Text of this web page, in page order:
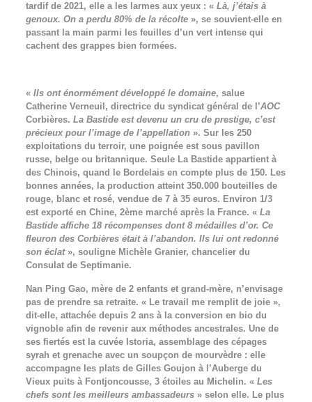
tardif de 2021, elle a les larmes aux yeux : «Là, j’étais à
genoux. On a perdu 80% de la récolte », se souvient-elle en
passant la main parmi les feuilles d’un vert intense qui
cachent des grappes bien formées.
« Ils ont énormément développé le domaine, salue
Catherine Verneuil, directrice du syndicat général de l’AOC
Corbières. La Bastide est devenu un cru de prestige, c’est
précieux pour l’image de l’appellation». Sur les 250
exploitations du terroir, une poignée est sous pavillon
russe, belge ou britannique. Seule La Bastide appartient à
des Chinois, quand le Bordelais en compte plus de 150. Les
bonnes années, la production atteint 350.000 bouteilles de
rouge, blanc et rosé, vendue de 7 à 35 euros. Environ 1/3
est exporté en Chine, 2ème marché après la France. « La
Bastide affiche 18 récompenses dont 8 médailles d’or. Ce
fleuron des Corbières était à l’abandon. Ils lui ont redonné
son éclat», souligne Michèle Granier, chancelier du
Consulat de Septimanie.
Nan Ping Gao, mère de 2 enfants et grand-mère, n’envisage
pas de prendre sa retraite. « Le travail me remplit de joie »,
dit-elle, attachée depuis 2 ans à la conversion en bio du
vignoble afin de revenir aux méthodes ancestrales. Une de
ses fiertés est la cuvée Istoria, assemblage des cépages
syrah et grenache avec un soupçon de mourvèdre : elle
accompagne les plats de Gilles Goujon à l’Auberge du
Vieux puits à Fontjoncousse, 3 étoiles au Michelin. « Les
chefs sont les meilleurs ambassadeurs» selon elle. Le plus